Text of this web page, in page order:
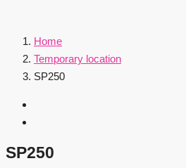
Home
Temporary location
SP250
SP250